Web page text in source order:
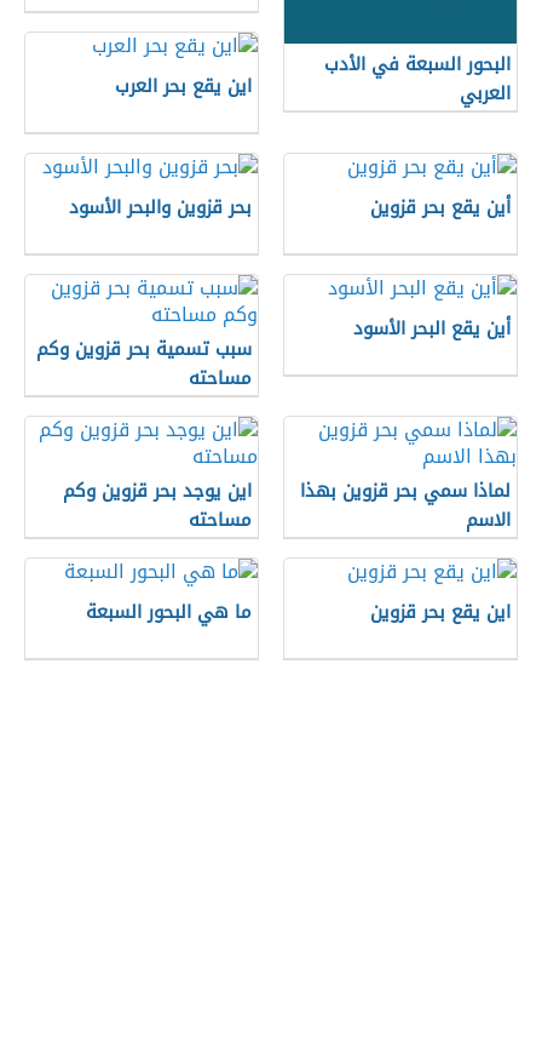
البحور السبعة في الأدب
العربي
اين يقع بحر العرب
أين يقع بحر قزوين بحر قزوين والبحر الأسود
أين يقع البحر الأسود
سبب تسمية بحر قزوين وكم
مساحته
لماذا سمي بحر قزوين بهذا
الاسم
اين يوجد بحر قزوين وكم
مساحته
اين يقع بحر قزوين ما هي البحور السبعة